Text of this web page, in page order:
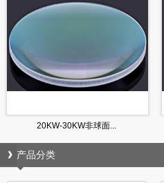
20KW-30KW非球面...
产品分类